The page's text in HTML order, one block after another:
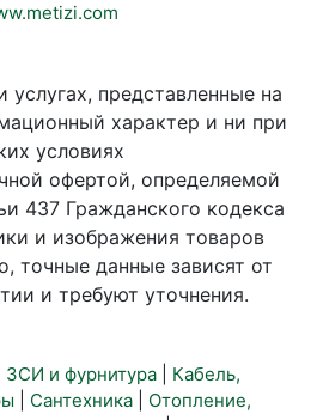
представленные на
характер и ни при
условиях
офертой, определяемой
437 Гражданского кодекса
и изображения товаров
точные данные зависят от
и требуют уточнения.
ЗСИ и фурнитура
Кабель,
Сантехника
Отопление,